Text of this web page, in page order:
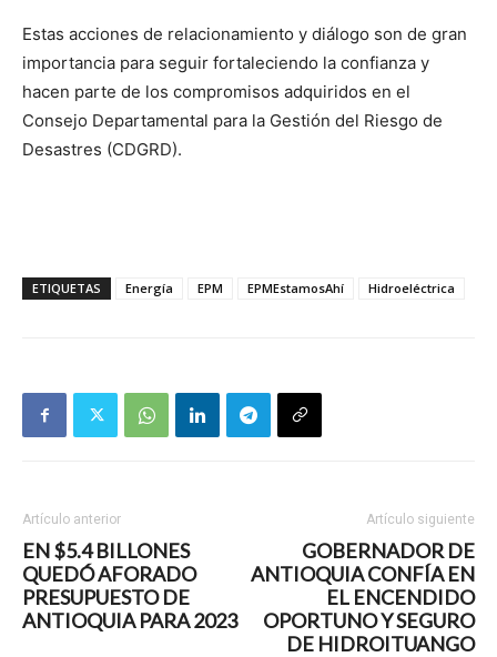
Estas acciones de relacionamiento y diálogo son de gran
importancia para seguir fortaleciendo la confianza y
hacen parte de los compromisos adquiridos en el
Consejo Departamental para la Gestión del Riesgo de
Desastres (CDGRD).
ETIQUETAS Energía EPM EPMEstamosAhí Hidroeléctrica
Artículo anterior
EN $5.4 BILLONES
QUEDÓ AFORADO
PRESUPUESTO DE
ANTIOQUIA PARA 2023
Artículo siguiente
GOBERNADOR DE
ANTIOQUIA CONFÍA EN
EL ENCENDIDO
OPORTUNO Y SEGURO
DE HIDROITUANGO